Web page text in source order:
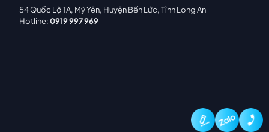
54 Quốc Lộ 1A, Mỹ Yên, Huyện Bến Lức, Tỉnh Long An
Hotline:0919 997 969